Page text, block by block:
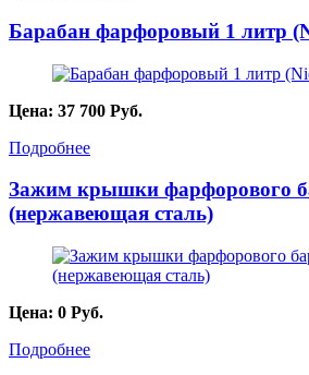
Барабан фарфоровый 1 литр
Цена: 37 700 Руб.
Подробнее
Зажим крышки фарфорового
(нержавеющая сталь)
Цена: 0 Руб.
Подробнее